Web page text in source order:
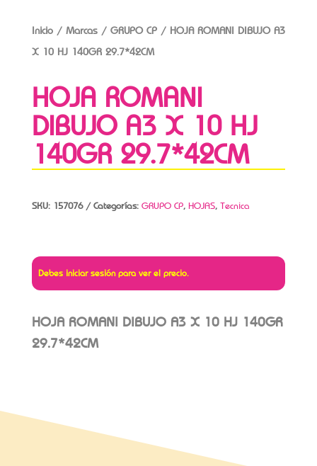
Inicio/ Marcas/ GRUPO CP/ HOJA ROMANI DIBUJO A3
X 10 HJ 140GR 29.7*42CM
HOJA ROMANI
DIBUJO A3 X 10 HJ
140GR 29.7*42CM
SKU: 157076 Categorías: GRUPO CP, HOJAS, Tecnica
Debes iniciar sesión para ver el precio.
HOJA ROMANI DIBUJO A3 X 10 HJ 140GR
29.7*42CM